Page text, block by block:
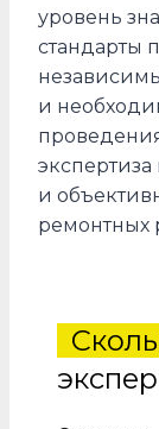
уровень
стандарты
и
экспертиза
и
ремонтных